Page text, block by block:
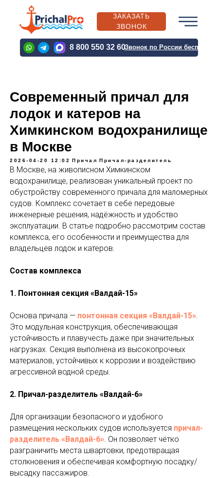
О
КОМПАНИИ
КАТАЛОГ
ПРОДУКЦИИ
ПРОЕКТЫ
О
КОМПАНИИ
КАТАЛОГ
ПРОДУКЦИИ
PRICHALPRO@BK.RU
ЗАКАЗАТЬ
ЗВОНОК
8 800 550 32 60Звонок по России
Современный причал для
лодок и катеров на
Химкинском водохранилище
в Москве
2026-04-20 12:02 Причал Причал-разделитель
В Москве, на живописном Химкинском
водохранилище, реализован уникальный проект по
обустройству современного причала для маломерных
судов. Комплекс сочетает в себе передовые
инженерные решения, надёжность и удобство
эксплуатации. В статье подробно рассмотрим состав
комплекса, его особенности и преимущества для
владельцев лодок и катеров.
Состав комплекса
1. Понтонная секция «Валдай-15»
Основа причала — понтонная секция «Валдай-15».
Это модульная конструкция, обеспечивающая
устойчивость и плавучесть даже при значительных
нагрузках. Секция выполнена из высокопрочных
материалов, устойчивых к коррозии и воздействию
агрессивной водной среды.
2. Причал-разделитель «Валдай-6»
Для организации безопасного и удобного
размещения нескольких судов используется причал-
разделитель «Валдай-6». Он позволяет чётко
разграничить места швартовки, предотвращая
столкновения и обеспечивая комфортную посадку/
высадку пассажиров.